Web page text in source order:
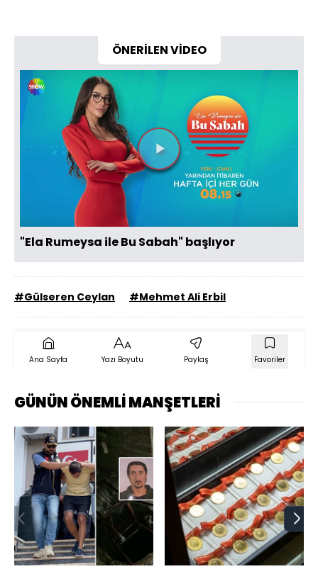
ÖNERİLEN VİDEO
Videoyu
Oynat
"Ela Rumeysa ile Bu Sabah" başlıyor
#Gülseren Ceylan #Mehmet Ali Erbil
Ana Sayfa Yazı Boyutu Paylaş Favoriler
GÜNÜN ÖNEMLİ MANŞETLERİ